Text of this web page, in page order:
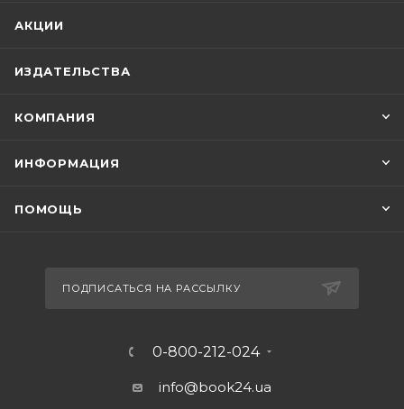
АКЦИИ
ИЗДАТЕЛЬСТВА
КОМПАНИЯ
ИНФОРМАЦИЯ
ПОМОЩЬ
ПОДПИСАТЬСЯ НА РАССЫЛКУ
0-800-212-024
info@book24.ua